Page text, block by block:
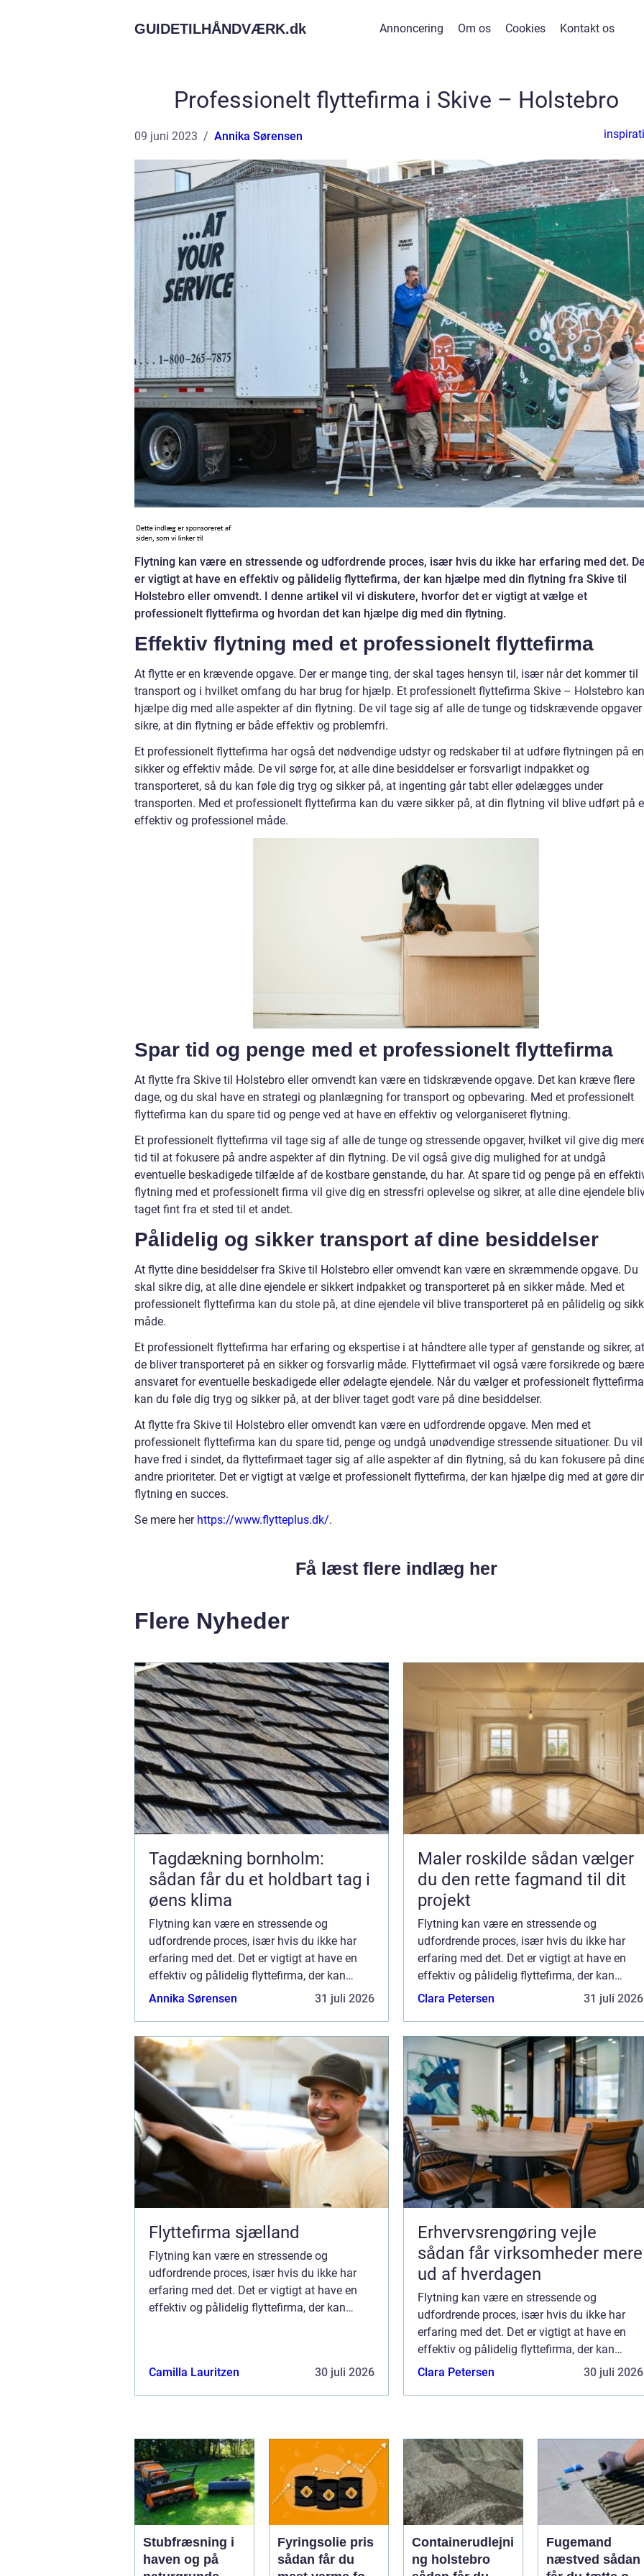
GUIDETILHÅNDVÆRK.dk Annoncering Om os Cookies Kontakt os
Professionelt flyttefirma i Skive – Holstebro
09 juni 2023 Annika Sørensen
Flytning kan være en stressende og udfordrende proces, især hvis du ikke har erfaring med det.
er vigtigt at have en effektiv og pålidelig flyttefirma, der kan hjælpe med din flytning fra Skive til
Holstebro eller omvendt. I denne artikel vil vi diskutere, hvorfor det er vigtigt at vælge et
professionelt flyttefirma og hvordan det kan hjælpe dig med din flytning.
Effektiv flytning med et professionelt flyttefirma
At flytte er en krævende opgave. Der er mange ting, der skal tages hensyn til, især når det kommer til
transport og i hvilket omfang du har brug for hjælp. Et professionelt flyttefirma Skive – Holstebro kan
hjælpe dig med alle aspekter af din flytning. De vil tage sig af alle de tunge og tidskrævende opgaver
sikre, at din flytning er både effektiv og problemfri.
Et professionelt flyttefirma har også det nødvendige udstyr og redskaber til at udføre flytningen på en
sikker og effektiv måde. De vil sørge for, at alle dine besiddelser er forsvarligt indpakket og
transporteret, så du kan føle dig tryg og sikker på, at ingenting går tabt eller ødelægges under
transporten. Med et professionelt flyttefirma kan du være sikker på, at din flytning vil blive udført på
effektiv og professionel måde.
Spar tid og penge med et professionelt flyttefirma
At flytte fra Skive til Holstebro eller omvendt kan være en tidskrævende opgave. Det kan kræve flere
dage, og du skal have en strategi og planlægning for transport og opbevaring. Med et professionelt
flyttefirma kan du spare tid og penge ved at have en effektiv og velorganiseret flytning.
Et professionelt flyttefirma vil tage sig af alle de tunge og stressende opgaver, hvilket vil give dig
tid til at fokusere på andre aspekter af din flytning. De vil også give dig mulighed for at undgå
eventuelle beskadigede tilfælde af de kostbare genstande, du har. At spare tid og penge på en
flytning med et professionelt firma vil give dig en stressfri oplevelse og sikrer, at alle dine ejendele
taget fint fra et sted til et andet.
Pålidelig og sikker transport af dine besiddelser
At flytte dine besiddelser fra Skive til Holstebro eller omvendt kan være en skræmmende opgave. Du
skal sikre dig, at alle dine ejendele er sikkert indpakket og transporteret på en sikker måde. Med et
professionelt flyttefirma kan du stole på, at dine ejendele vil blive transporteret på en pålidelig og
måde.
Et professionelt flyttefirma har erfaring og ekspertise i at håndtere alle typer af genstande og sikrer, at
de bliver transporteret på en sikker og forsvarlig måde. Flyttefirmaet vil også være forsikrede og bære
ansvaret for eventuelle beskadigede eller ødelagte ejendele. Når du vælger et professionelt
kan du føle dig tryg og sikker på, at der bliver taget godt vare på dine besiddelser.
At flytte fra Skive til Holstebro eller omvendt kan være en udfordrende opgave. Men med et
professionelt flyttefirma kan du spare tid, penge og undgå unødvendige stressende situationer. Du vil
have fred i sindet, da flyttefirmaet tager sig af alle aspekter af din flytning, så du kan fokusere på
andre prioriteter. Det er vigtigt at vælge et professionelt flyttefirma, der kan hjælpe dig med at gøre
flytning en succes.
Se mere her https://www.flytteplus.dk/.
Få læst flere indlæg her
Flere Nyheder
Tagdækning bornholm:
sådan får du et holdbart tag i
øens klima
Flytning kan være en stressende og
udfordrende proces, især hvis du ikke har
erfaring med det. Det er vigtigt at have en
effektiv og pålidelig flyttefirma, der kan
hjælpe med din flytning fra Skive til
Annika Sørensen 31 juli 2026
Maler roskilde sådan vælger
du den rette fagmand til dit
projekt
Flytning kan være en stressende og
udfordrende proces, især hvis du ikke har
erfaring med det. Det er vigtigt at have en
effektiv og pålidelig flyttefirma, der kan
hjælpe med din flytning fra Skive til
Clara Petersen 31 juli 2026
Flyttefirma sjælland
Flytning kan være en stressende og
udfordrende proces, især hvis du ikke har
erfaring med det. Det er vigtigt at have en
effektiv og pålidelig flyttefirma, der kan
Camilla Lauritzen
30 juli 2026
Erhvervsrengøring vejle
sådan får virksomheder mere
ud af hverdagen
Flytning kan være en stressende og
udfordrende proces, især hvis du ikke har
erfaring med det. Det er vigtigt at have en
effektiv og pålidelig flyttefirma, der kan
hjælpe med din flytning fra Skive til
Clara Petersen 30 juli 2026
Stubfræsning i
haven og på
Fyringsolie pris
sådan får du
Containerudlejni
ng holstebro
Fugemand
næstved sådan